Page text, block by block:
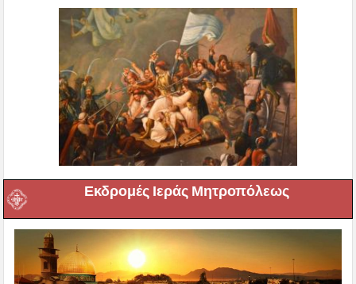
Εκδρομές Ιεράς Μητροπόλεως